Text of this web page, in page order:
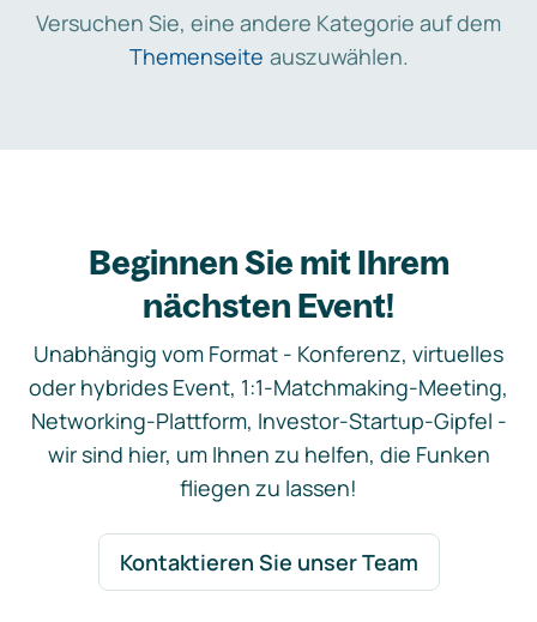
Versuchen Sie, eine andere Kategorie auf dem
Themenseite auszuwählen.
Beginnen Sie mit Ihrem
nächsten Event!
Unabhängig vom Format - Konferenz, virtuelles
oder hybrides Event, 1:1-Matchmaking-Meeting,
Networking-Plattform, Investor-Startup-Gipfel -
wir sind hier, um Ihnen zu helfen, die Funken
fliegen zu lassen!
Kontaktieren Sie unser Team